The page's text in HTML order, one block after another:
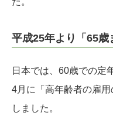
平成25年より「65歳
日本では、60歳での定
4月に「高年齢者の雇
しました。